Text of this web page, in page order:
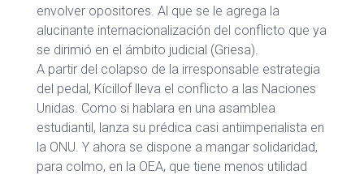
envolver opositores. Al que se le agrega la
alucinante internacionalización del conflicto que ya
se dirimió en el ámbito judicial (Griesa).
A partir del colapso de la irresponsable estrategia
del pedal, Kícillof lleva el conflicto a las Naciones
Unidas. Como si hablara en una asamblea
estudiantil, lanza su prédica casi antiimperialista en
la ONU. Y ahora se dispone a mangar solidaridad,
para colmo, en la OEA, que tiene menos utilidad